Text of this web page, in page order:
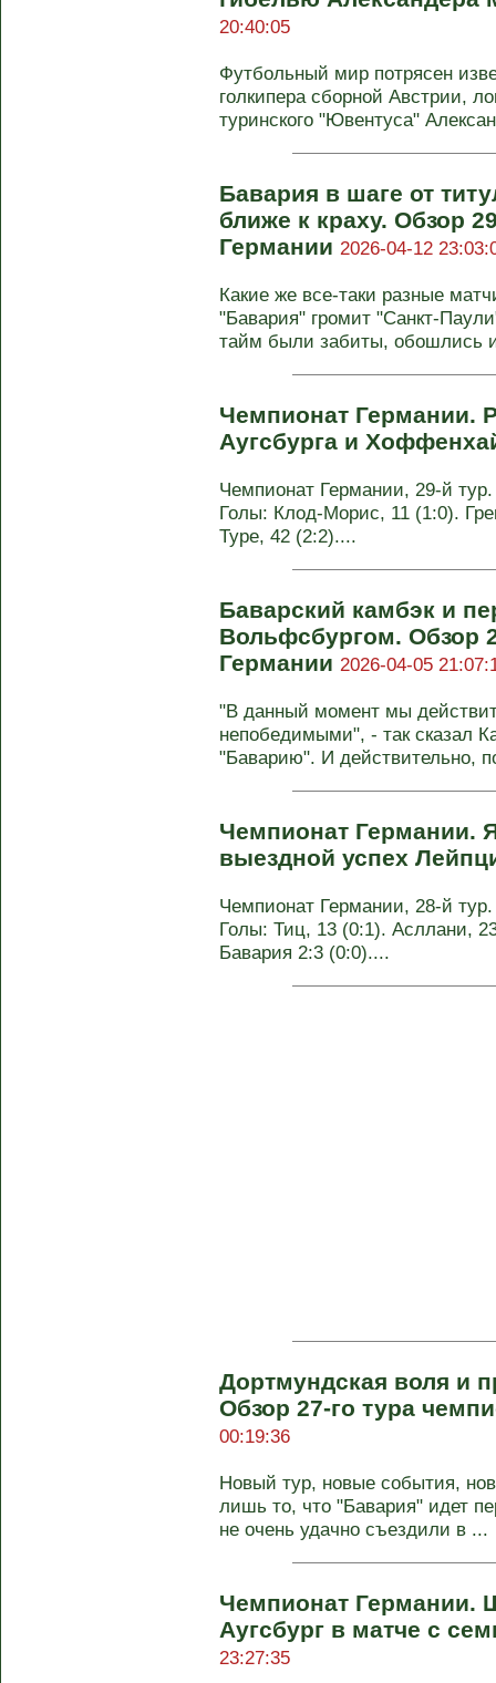
20:40:05
Футбольный мир потрясен
голкипера сборной Австрии,
туринского "Ювентуса"
Бавария в шаге от
ближе к краху. Обзор
Германии 2026-04-12
Какие же все-таки разные
"Бавария" громит "Санкт-
тайм были забиты, обошлись
Чемпионат Германии.
Аугсбурга и
Чемпионат Германии, 29-й
Голы: Клод-Морис, 11 (1:0).
Туре, 42 (2:2)....
Баварский камбэк и
Вольфсбургом. Обзор
Германии 2026-04-05
"В данный момент мы
непобедимыми", - так сказал
"Баварию". И действительно,
Чемпионат Германии.
выездной успех
Чемпионат Германии, 28-й
Голы: Тиц, 13 (0:1). Асллани,
Бавария 2:3 (0:0)....
Дортмундская воля и
Обзор 27-го тура
00:19:36
Новый тур, новые события,
лишь то, что "Бавария" идет
не очень удачно съездили в ...
Чемпионат Германии.
Аугсбург в матче с
23:27:35